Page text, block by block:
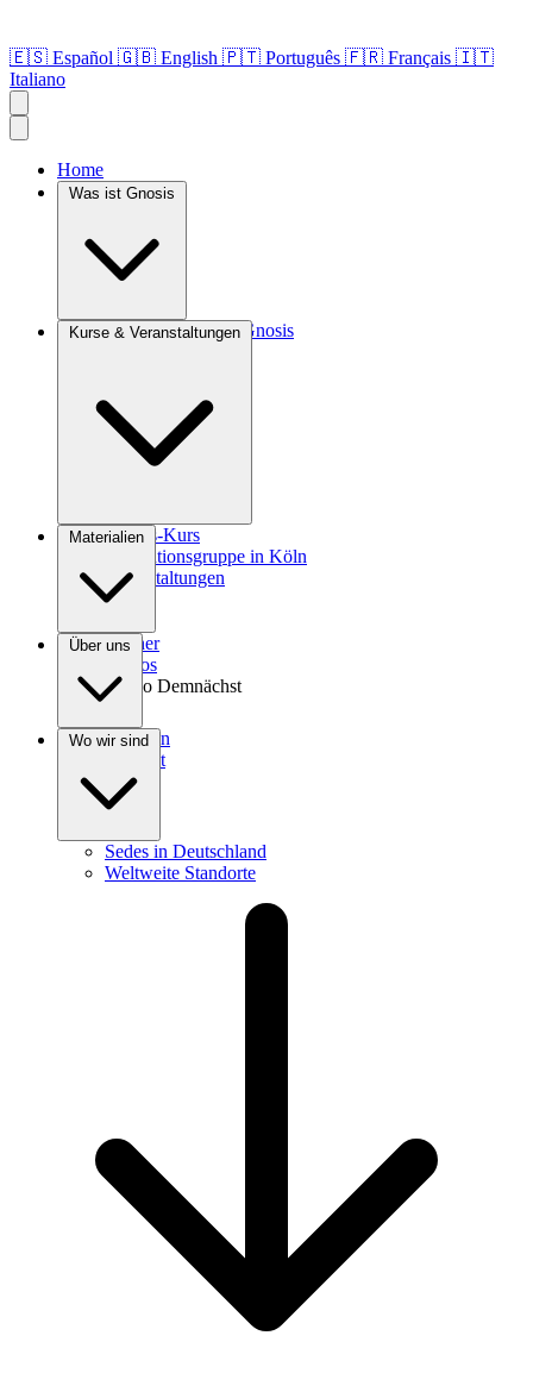
🇪🇸 Español 🇬🇧 English 🇵🇹 Português 🇫🇷 Français 🇮🇹
Italiano
Home
Was ist Gnosis
Einführung in die Gnosis
Kurse & Veranstaltungen
Gnosis-Kurs
Meditationsgruppe in Köln
Veranstaltungen
Materialien
Bücher
Videos
Audio Demnächst
Über uns
Spenden
Kontakt
Wo wir sind
Sedes in Deutschland
Weltweite Standorte